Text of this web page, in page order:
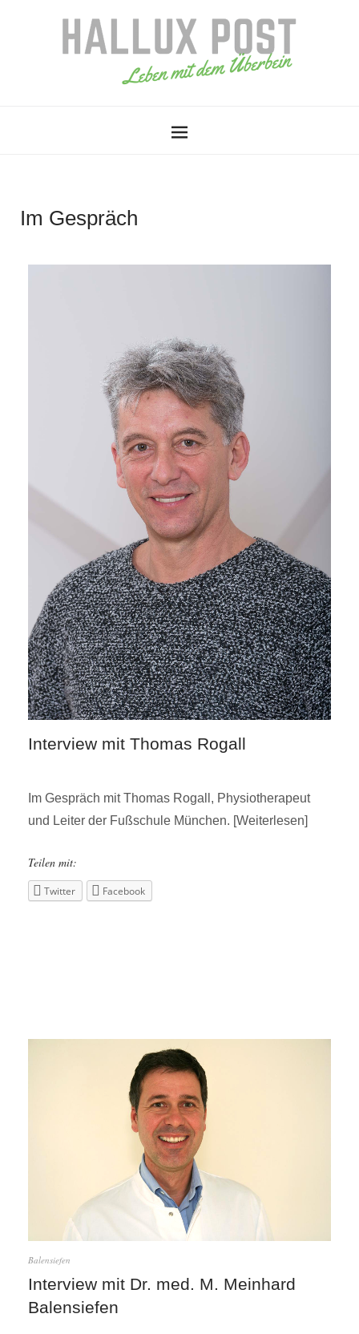
Im Gespräch
Interview mit Thomas Rogall
Im Gespräch mit Thomas Rogall, Physiotherapeut
und Leiter der Fußschule München. Weiterlesen
Teilen mit:
Twitter Facebook
Balensiefen
Interview mit Dr. med. M. Meinhard
Balensiefen